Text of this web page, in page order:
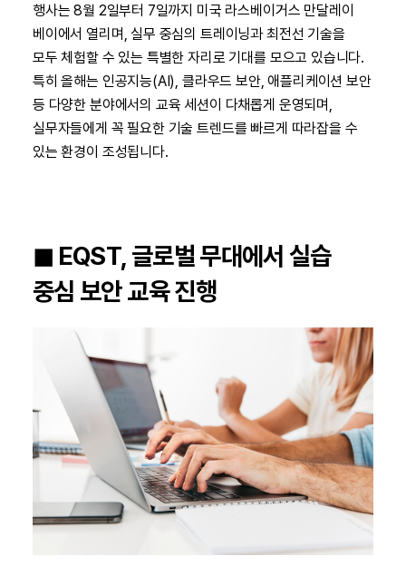
행사는 8월 2일부터 7일까지 미국 라스베이거스 만달레이
베이에서 열리며, 실무 중심의 트레이닝과 최전선 기술을
모두 체험할 수 있는 특별한 자리로 기대를 모으고 있습니다.
특히 올해는 인공지능(AI), 클라우드 보안, 애플리케이션 보안
등 다양한 분야에서의 교육 세션이 다채롭게 운영되며,
실무자들에게 꼭 필요한 기술 트렌드를 빠르게 따라잡을 수
있는 환경이 조성됩니다.
◼︎ EQST, 글로벌 무대에서 실습
중심 보안 교육 진행